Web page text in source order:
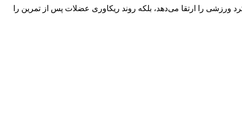
ورزشی را ارتقا می‌دهد، بلکه روند ریکاوری عضلات پس از تمرین را